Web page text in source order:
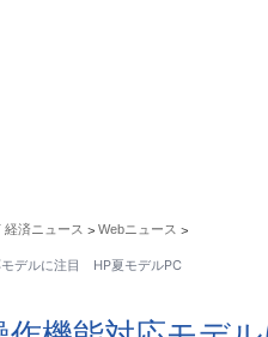
経済ニュース > Webニュース >
モデルに注目 HP夏モデルPC